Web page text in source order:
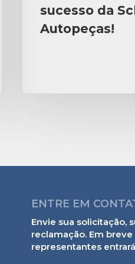
sucesso da
Autopeças!
ENTRE EM
Envie sua solicitação,
reclamação. Em
representantes